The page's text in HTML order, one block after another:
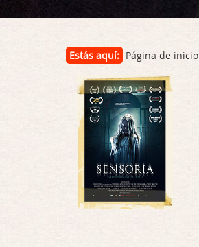
Estás aquí: Página de inicio